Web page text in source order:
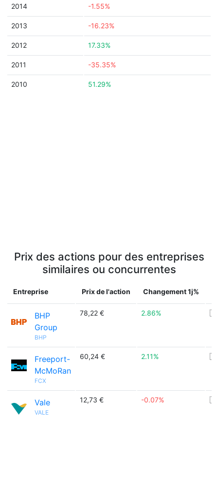
2014 -1.55%
2013 -16.23%
2012 17.33%
2011 -35.35%
2010 51.29%
Prix des actions pour des entreprises
similaires ou concurrentes
Entreprise Prix de l'action Changement 1j%
BHP
Group
BHP
78,22 € 2.86%
Freeport-
McMoRan
FCX
60,24 € 2.11%
Vale
VALE
12,73 € -0.07%